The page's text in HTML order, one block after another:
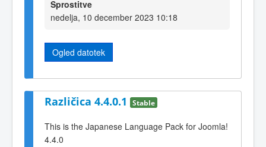
Sprostitve
nedelja, 10 december 2023 10:18
Ogled datotek
Različica 4.4.0.1 Stable
This is the Japanese Language Pack for Joomla!
4.4.0